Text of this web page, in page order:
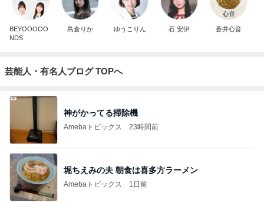
BEYOOOOO
NDS
島倉りか ゆうこりん 石 安伊 蒼井心音
芸能人・有名人ブログ TOPへ
神がかってる掃除機
Amebaトピックス 23時間前
堀ちえみの夫 朝食は喜多方ラーメン
Amebaトピックス 1日前